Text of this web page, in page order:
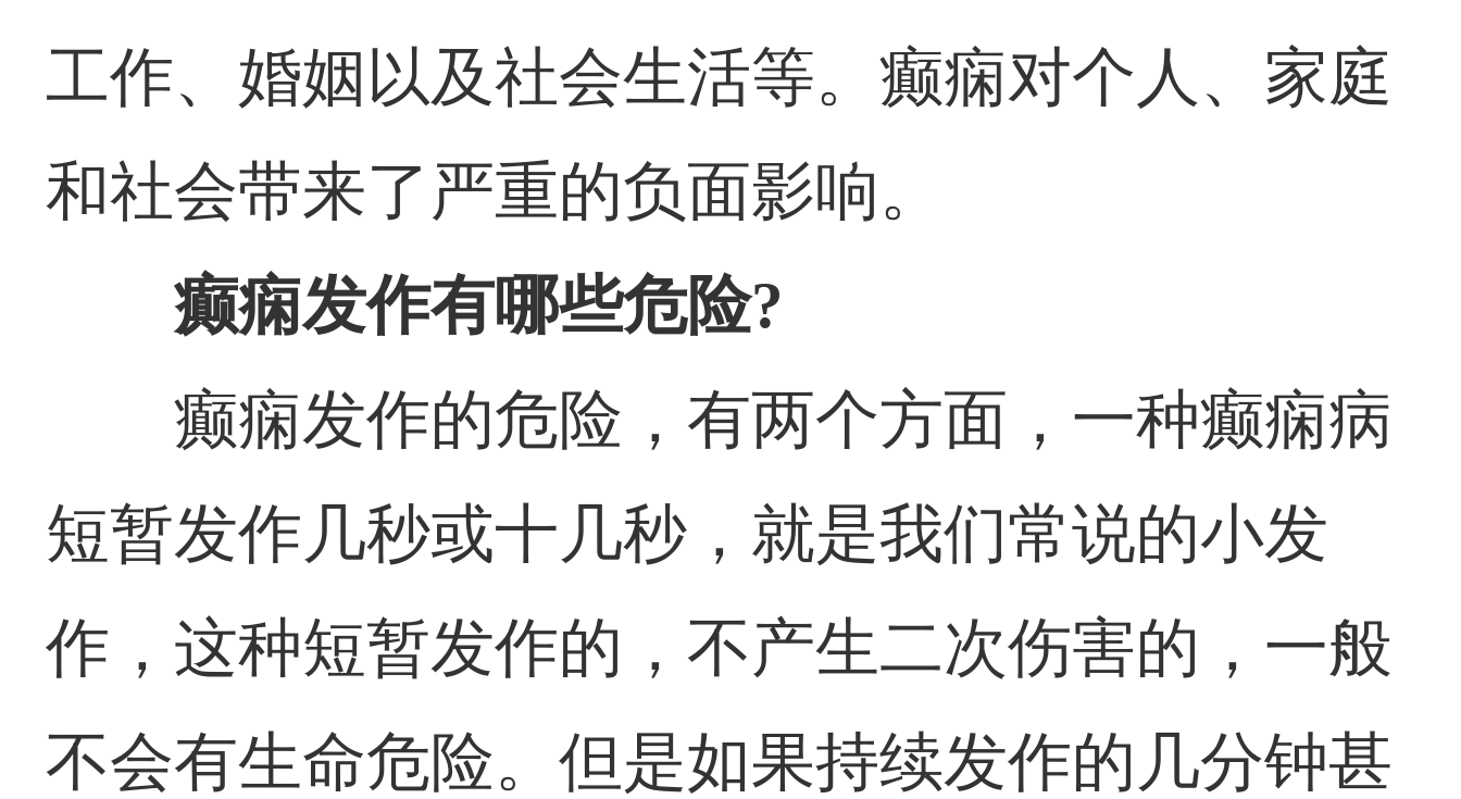
工作、婚姻以及社会生活等。癫痫对个人、家庭
和社会带来了严重的负面影响。
癫痫发作有哪些危险?
癫痫发作的危险，有两个方面，一种癫痫病
短暂发作几秒或十几秒，就是我们常说的小发
作，这种短暂发作的，不产生二次伤害的，一般
不会有生命危险。但是如果持续发作的几分钟甚